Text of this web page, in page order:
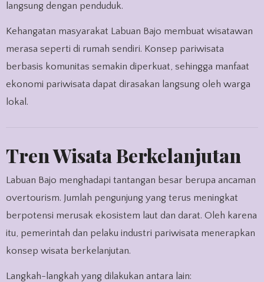
langsung dengan penduduk.
Kehangatan masyarakat Labuan Bajo membuat wisatawan
merasa seperti di rumah sendiri. Konsep pariwisata
berbasis komunitas semakin diperkuat, sehingga manfaat
ekonomi pariwisata dapat dirasakan langsung oleh warga
lokal.
Tren Wisata Berkelanjutan
Labuan Bajo menghadapi tantangan besar berupa ancaman
overtourism. Jumlah pengunjung yang terus meningkat
berpotensi merusak ekosistem laut dan darat. Oleh karena
itu, pemerintah dan pelaku industri pariwisata menerapkan
konsep wisata berkelanjutan.
Langkah-langkah yang dilakukan antara lain: